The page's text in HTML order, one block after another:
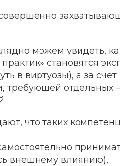
можем увидеть,
становятся
в виртуозы), а за
требующей отдельных
что таких
внешнему влиянию),